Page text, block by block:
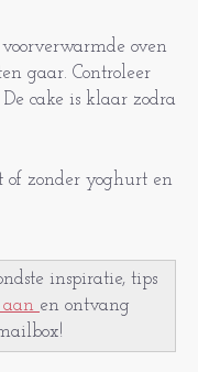
oven
gaar. Controleer
cake is klaar zodra
of zonder yoghurt en
inspiratie, tips
en ontvang